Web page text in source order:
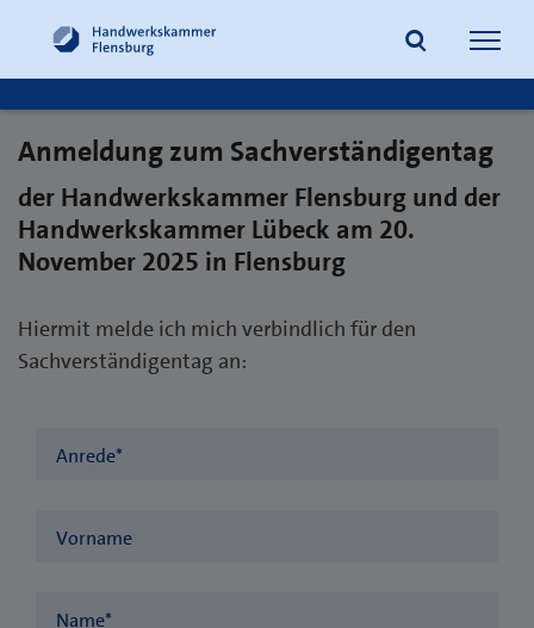
Anmeldung zum Sachverständigentag
der Handwerkskammer Flensburg und der
Handwerkskammer Lübeck am 20.
November 2025 in Flensburg
Hiermit melde ich mich verbindlich für den
Sachverständigentag an:
Anrede*
Vorname
Name*